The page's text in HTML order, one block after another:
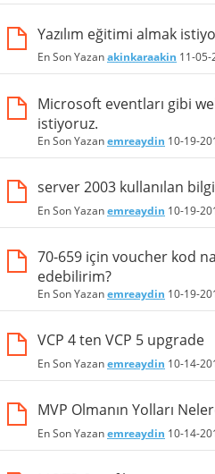
Yazılım eğitimi almak
En Son Yazanakinkaraakin 11-05-
Microsoft eventları gibi
istiyoruz.
En Son Yazanemreaydin 10-19-
server 2003 kullanılan
En Son Yazanemreaydin 10-19-
70-659 için voucher kod
edebilirim?
En Son Yazanemreaydin 10-19-
VCP 4 ten VCP 5 upgrade
En Son Yazanemreaydin 10-14-
MVP Olmanın Yolları
En Son Yazanemreaydin 10-14-